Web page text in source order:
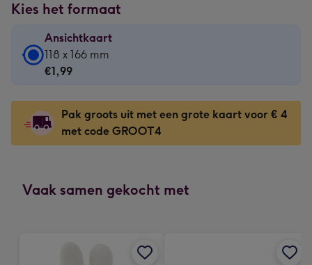
Kies het formaat
Ansichtkaart
Ansichtkaart
-
-
118
x
-
118 x 166 mm
€1,99
Pak groots uit met een grote kaart voor € 4
met code GROOT4
Vaak samen gekocht met